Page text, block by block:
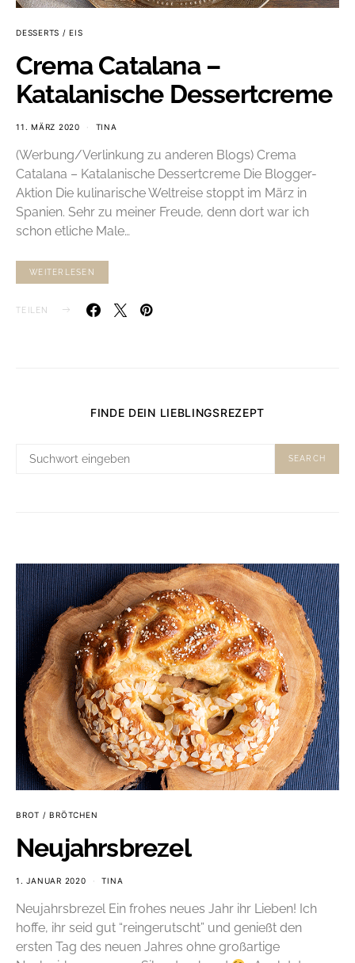
DESSERTS / EIS
Crema Catalana –
Katalanische Dessertcreme
11. MÄRZ 2020 TINA
(Werbung/Verlinkung zu anderen Blogs) Crema
Catalana – Katalanische Dessertcreme Die Blogger-
Aktion Die kulinarische Weltreise stoppt im März in
Spanien. Sehr zu meiner Freude, denn dort war ich
schon etliche Male…
WEITERLESEN
TEILEN
FINDE DEIN LIEBLINGSREZEPT
SUCHE
SEARCH
BROT / BRÖTCHEN
Neujahrsbrezel
1. JANUAR 2020 TINA
Neujahrsbrezel Ein frohes neues Jahr ihr Lieben! Ich
hoffe, ihr seid gut “reingerutscht” und genießt den
ersten Tag des neuen Jahres ohne großartige